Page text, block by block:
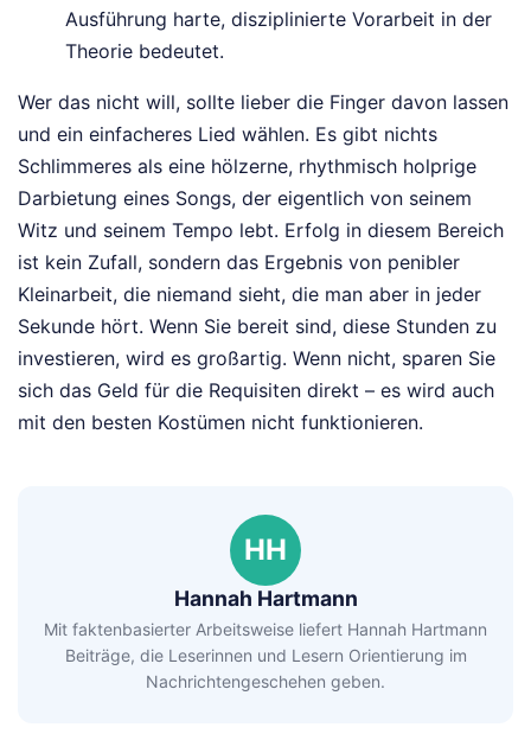
Ausführung harte, disziplinierte Vorarbeit in der
Theorie bedeutet.
Wer das nicht will, sollte lieber die Finger davon lassen
und ein einfacheres Lied wählen. Es gibt nichts
Schlimmeres als eine hölzerne, rhythmisch holprige
Darbietung eines Songs, der eigentlich von seinem
Witz und seinem Tempo lebt. Erfolg in diesem Bereich
ist kein Zufall, sondern das Ergebnis von penibler
Kleinarbeit, die niemand sieht, die man aber in jeder
Sekunde hört. Wenn Sie bereit sind, diese Stunden zu
investieren, wird es großartig. Wenn nicht, sparen Sie
sich das Geld für die Requisiten direkt – es wird auch
mit den besten Kostümen nicht funktionieren.
HH
Hannah Hartmann
Mit faktenbasierter Arbeitsweise liefert Hannah Hartmann
Beiträge, die Leserinnen und Lesern Orientierung im
Nachrichtengeschehen geben.